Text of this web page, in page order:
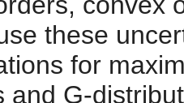
these
for
and G-